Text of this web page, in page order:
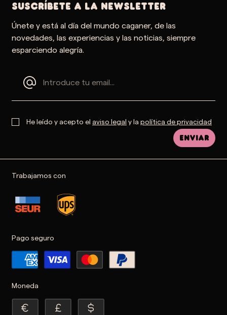
SUSCRÍBETE A LA NEWSLETTER
Únete y está al día del mundo caganer, de las
novedades, las experiencias y las noticias, siempre
esparciendo alegría.
He leído y acepto el aviso legal y la política de privacidad
Enviar
Trabajamos con
Pago seguro
Moneda